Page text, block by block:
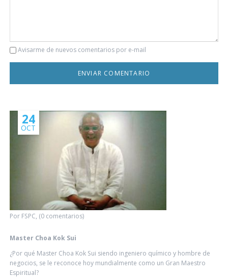
Comentario
Avisarme de nuevos comentarios por e-mail
Por FSPC, (0 comentarios)
24
OCT
Master Choa Kok Sui
¿Por qué Master Choa Kok Sui siendo ingeniero químico y hombre de
negocios, se le reconoce hoy mundialmente como un Gran Maestro
Espiritual?